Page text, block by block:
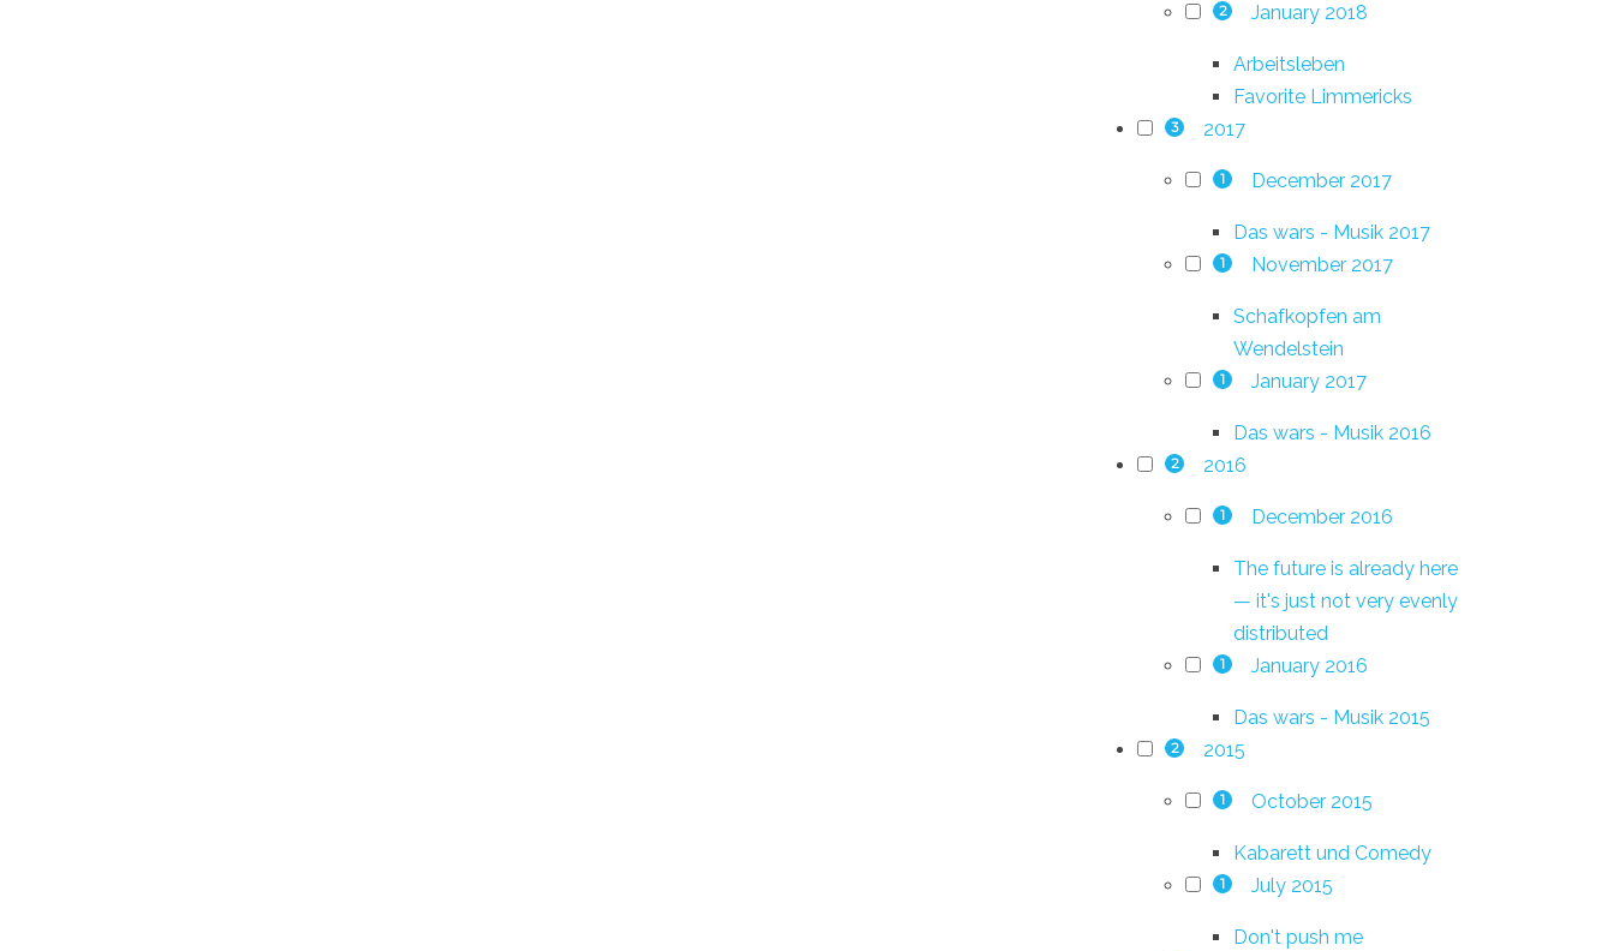
2 January 2018
Arbeitsleben
Favorite Limmericks
3 2017
1 December 2017
Das wars - Musik 2017
1 November 2017
Schafkopfen am
Wendelstein
1 January 2017
Das wars - Musik 2016
2 2016
1 December 2016
The future is already here
— it's just not very evenly
distributed
1 January 2016
Das wars - Musik 2015
2 2015
1 October 2015
Kabarett und Comedy
1 July 2015
Don't push me